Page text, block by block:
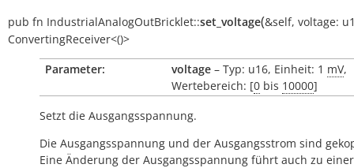
pub fn IndustrialAnalogOutBricklet::set_voltage(&self, voltage:
ConvertingReceiver<()>
Parameter:
voltage – Typ: u16, Einheit: 1 mV,
Wertebereich: [0 bis 10000]
Setzt die Ausgangsspannung.
Die Ausgangsspannung und der Ausgangsstrom sind
Eine Änderung der Ausgangsspannung führt auch zu einer